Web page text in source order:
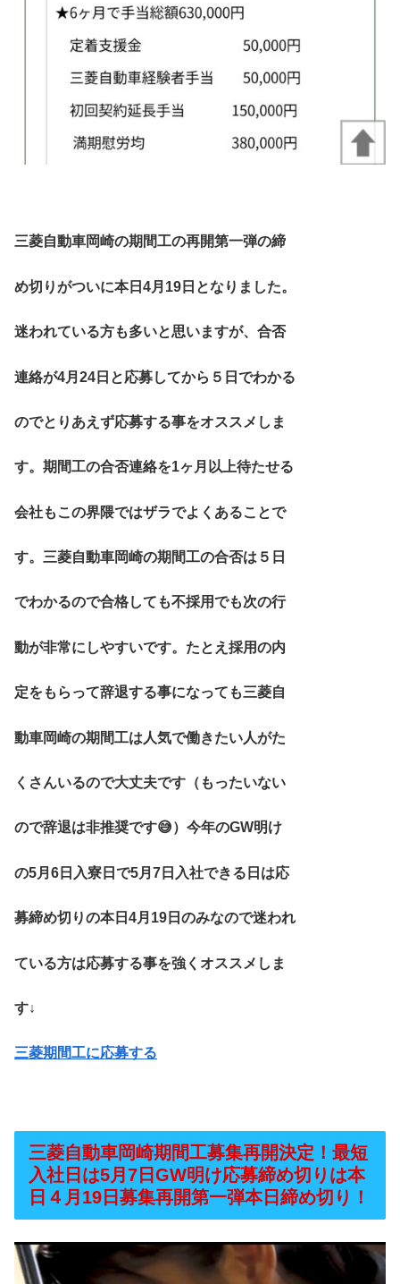
三菱自動車岡崎の期間工の再開第一弾の締
め切りがついに本日4月19日となりました。
迷われている方も多いと思いますが、合否
連絡が4月24日と応募してから５日でわかる
のでとりあえず応募する事をオススメしま
す。期間工の合否連絡を1ヶ月以上待たせる
会社もこの界隈ではザラでよくあることで
す。三菱自動車岡崎の期間工の合否は５日
でわかるので合格しても不採用でも次の行
動が非常にしやすいです。たとえ採用の内
定をもらって辞退する事になっても三菱自
動車岡崎の期間工は人気で働きたい人がた
くさんいるので大丈夫です（もったいない
ので辞退は非推奨です😅）今年のGW明け
の5月6日入寮日で5月7日入社できる日は応
募締め切りの本日4月19日のみなので迷われ
ている方は応募する事を強くオススメしま
す↓
三菱期間工に応募する
三菱自動車岡崎期間工募集再開決定！最短
入社日は5月7日GW明け応募締め切りは本
日４月19日募集再開第一弾本日締め切り！